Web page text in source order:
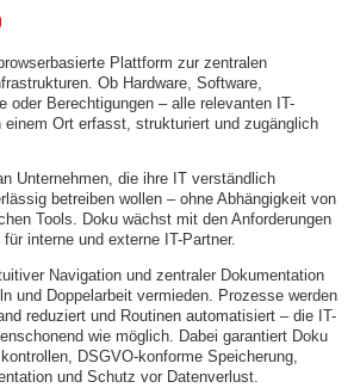
Plattform zur zentralen
Ob Hardware, Software,
oder Berechtigungen – alle relevanten IT-
einem Ort erfasst, strukturiert und zugänglich
Unternehmen, die ihre IT verständlich
betreiben wollen – ohne Abhängigkeit von
Tools. Doku wächst mit den Anforderungen
interne und externe IT-Partner.
Navigation und zentraler Dokumentation
und Doppelarbeit vermieden. Prozesse werden
reduziert und Routinen automatisiert – die IT-
wie möglich. Dabei garantiert Doku
DSGVO-konforme Speicherung,
und Schutz vor Datenverlust.